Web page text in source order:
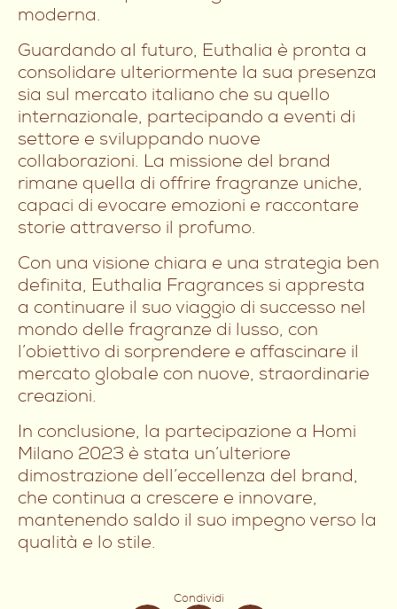
moderna.
Guardando al futuro, Euthalia è pronta a
consolidare ulteriormente la sua presenza
sia sul mercato italiano che su quello
internazionale, partecipando a eventi di
settore e sviluppando nuove
collaborazioni. La missione del brand
rimane quella di offrire fragranze uniche,
capaci di evocare emozioni e raccontare
storie attraverso il profumo.
Con una visione chiara e una strategia ben
definita, Euthalia Fragrances si appresta
a continuare il suo viaggio di successo nel
mondo delle fragranze di lusso, con
l’obiettivo di sorprendere e affascinare il
mercato globale con nuove, straordinarie
creazioni.
In conclusione, la partecipazione a Homi
Milano 2023 è stata un’ulteriore
dimostrazione dell’eccellenza del brand,
che continua a crescere e innovare,
mantenendo saldo il suo impegno verso la
qualità e lo stile.
Condividi